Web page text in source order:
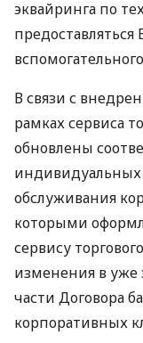
эквайринга по
В связи с
рамках сервиса
обновлены
индивидуальных
обслуживания
которыми
сервису
изменения в
части Договора
корпоративных